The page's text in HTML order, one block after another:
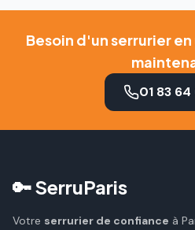
Besoin d'un serrurier
01 83
🔑 SerruParis
Votre serrurier de confiance à